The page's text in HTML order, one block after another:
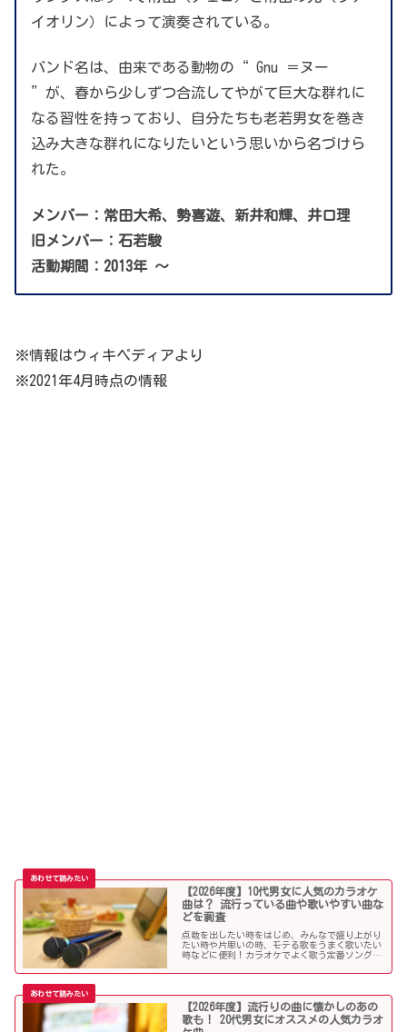
イオリン）によって演奏されている。
バンド名は、由来である動物の“ Gnu ＝ヌー
”が、春から少しずつ合流してやがて巨大な群れに
なる習性を持っており、自分たちも老若男女を巻き
込み大きな群れになりたいという思いから名づけら
れた。
メンバー：常田大希、勢喜遊、新井和輝、井口理
旧メンバー：石若駿
活動期間：2013年 〜
※情報はウィキペディアより
※2021年4月時点の情報
【2026年度】10代男女に人気のカラオケ
曲は？ 流行っている曲や歌いやすい曲な
どを調査
点数を出したい時をはじめ、みんなで盛り上がり
たい時や片思いの時、モテる歌をうまく歌いたい
時などに便利！カラオケでよく歌う定番ソングか
っ盛りの10代男子・女子にオススメの人気カラオ
【2026年度】流行りの曲に懐かしのあの
歌も！ 20代男女にオススメの人気カラオ